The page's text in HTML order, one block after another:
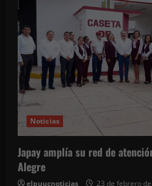
ó
n
d
e
e
n
t
r
Noticias
Japay amplía su red de
Alegre
elpuucnoticias 23 de febrero